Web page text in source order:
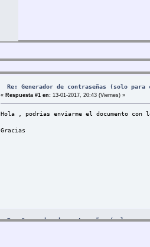
Re: Generador de contraseñas (solo
« Respuesta #1 en:13-01-2017, 20:43 (Viernes) »
Hola , podrias enviarme el documento con
Gracias
Re: Generador de contraseñas (solo